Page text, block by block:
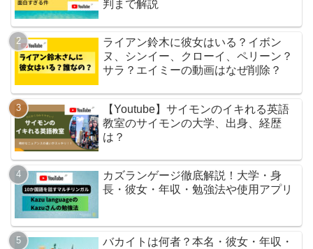
判まで解説
ライアン鈴木に彼女はいる？イボン
ヌ、シンイー、クローイ、ペリーン？
サラ？エイミーの動画はなぜ削除？
【Youtube】サイモンのイキれる英語
教室のサイモンの大学、出身、経歴
は？
カズランゲージ徹底解説！大学・身
長・彼女・年収・勉強法や使用アプリ
バカイトは何者？本名・彼女・年収・